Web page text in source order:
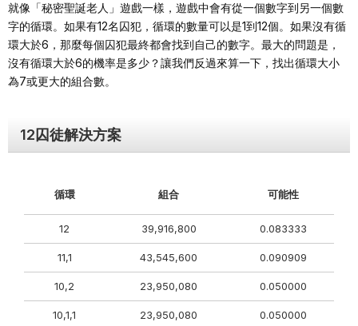
就像「秘密聖誕老人」遊戲一樣，遊戲中會有從一個數字到另一個數
字的循環。如果有12名囚犯，循環的數量可以是1到12個。如果沒有循
環大於6，那麼每個囚犯最終都會找到自己的數字。最大的問題是，
沒有循環大於6的機率是多少？讓我們反過來算一下，找出循環大小
為7或更大的組合數。
12囚徒解決方案
循環 組合 可能性
12 39,916,800 0.083333
11,1 43,545,600 0.090909
10,2 23,950,080 0.050000
10,1,1 23,950,080 0.050000